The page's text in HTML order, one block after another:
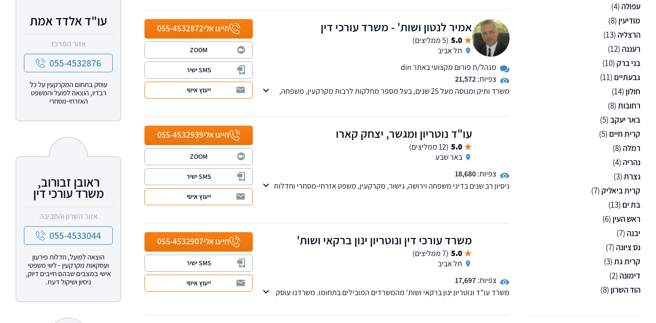
עפולה (4)
מודיעין (8)
הרצליה (13)
רעננה (12)
בני ברק(10)
גבעתיים (11)
חולון (14)
רחובות(8)
באר יעקב(5)
קרית חיים (5)
רמלה (8)
נהריה (4)
נצרת(3)
קרית ביאליק(7)
בת ים (13)
ראש העין (6)
יבנה (7)
נס ציונה (7)
קרית גת(3)
דימונה (2)
הוד השרון (8)
אמיר לנטון ושות' - משרד עורכי דין
5.0 (5 ממליצים)
תל אביב
מנהל/ת פורום מקצועי באתר din
צפיות:21,572
משרד ותיק ומנוסה מעל 25 שנים, בעל מספר מחלקות לרבות מקרקעין, משפחה,
מקרקעין וקניין וכן בוועדת ירושה ומשפחה, בלשכת עורכי הדין.
חייגו אלי055-4532872
ZOOM
SMS ישיר
ייעוץ אישי
עו"ד נוטריון ומגשר, יצחק קארו
5.0 (12 ממליצים)
באר שבע
צפיות:18,680
ניסיון רב שנים בדיני משפחה וירושה, גישור, מקרקעין, משפט אזרחי-מסחרי וחדלות
חייגו אלי055-4532939
ZOOM
SMS ישיר
ייעוץ אישי
משרד עורכי דין ונוטריון ינון ברקאי ושות'
5.0 (7 ממליצים)
תל אביב
צפיות:17,697
משרד עו"ד ונוטריון ינון ברקאי ושות' מהמשרדים המובילים בתחומו. משרדנו עוסק
חייגו אלי055-4532907
SMS ישיר
ייעוץ אישי
עו"ד אלדד אמת
אזור המרכז
055-4532876
עוסק בתחום המקרקעין על כל
רבדיו, הוצאה לפועל והמשפט
האזרחי-מסחרי
ראובן זבורוב,
משרד עורכי דין
אזור השרון והסביבה
055-4533044
הוצאה לפועל, חדלות פירעון
ועסקאות מקרקעין - ליווי משפטי
אישי במצבים שבהם חייבים דיוק,
ניסיון ושיקול דעת.